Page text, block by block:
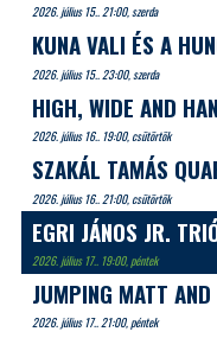
2026. július 15.. 21:00, szerda
KUNA VALI ÉS A
2026. július 15.. 23:00, szerda
HIGH, WIDE AND
2026. július 16.. 19:00, csütörtök
SZAKÁL TAMÁS
2026. július 16.. 21:00, csütörtök
EGRI JÁNOS JR.
2026. július 17.. 19:00, péntek
JUMPING MATT
2026. július 17.. 21:00, péntek